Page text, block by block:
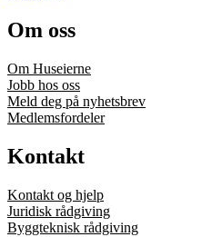
Om oss
Om Huseierne
Jobb hos oss
Meld deg på nyhetsbrev
Medlemsfordeler
Kontakt
Kontakt og hjelp
Juridisk rådgiving
Byggteknisk rådgiving